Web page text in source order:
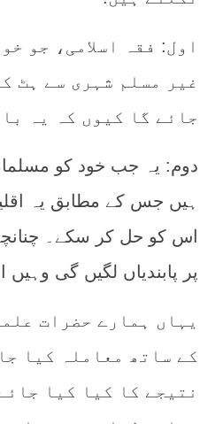
اول: فقہ اسلامی، جو
غیر مسلم شہری سے ہٹ
جائے گا کیوں کہ یہ
دوم: یہ جب خود کو
ہیں جس کے مطابق یہ
اس کو حل کر سکے۔
پر پابندیاں لگیں گی
یہاں ہمارے حضرات
کے ساتھ معاملہ کیا
نتیجے کا کیا کیا